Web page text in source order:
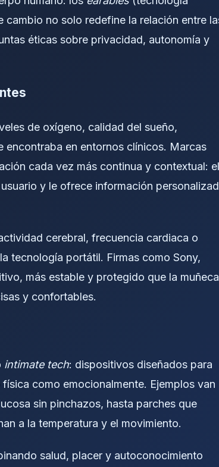
cambio no solo redefine la relación entre
éticas sobre privacidad, autonomía y
de oxígeno, calidad del sueño,
encontraba en entornos clínicos. Marcas
cada vez más continua y contextual: el
y le ofrece información
cerebral, frecuencia cardiaca o
tecnología portátil. Firmas como Sony,
más estable y protegido que la muñeca
y confortables.
intimate tech: dispositivos diseñados para
como emocionalmente. Ejemplos van
sin pinchazos, hasta parches que
a la temperatura y el movimiento.
salud, placer y autoconocimiento